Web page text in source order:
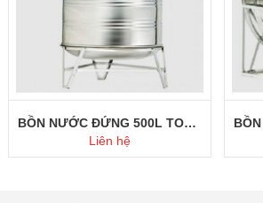
BỒN NƯỚC ĐỨNG 500L TOÀN THÀNH
Liên hệ